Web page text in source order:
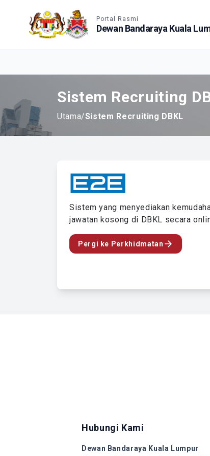
Portal Rasmi
Dewan Bandaraya Kuala
Sistem Recruiting
Utama/Sistem Recruiting DBKL
Sistem yang menyediakan
jawatan kosong di DBKL secara
Pergi ke Perkhidmatan
Hubungi Kami
Dewan Bandaraya Kuala Lumpur